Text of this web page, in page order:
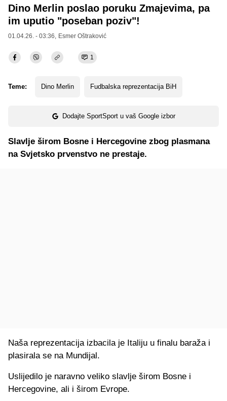
Dino Merlin poslao poruku Zmajevima, pa
im uputio "poseban poziv"!
01.04.26. - 03:36, Esmer Oštraković
1
Teme: Dino Merlin Fudbalska reprezentacija BiH
Dodajte SportSport u vaš Google izbor
Slavlje širom Bosne i Hercegovine zbog plasmana
na Svjetsko prvenstvo ne prestaje.
Naša reprezentacija izbacila je Italiju u finalu baraža i
plasirala se na Mundijal.
Uslijedilo je naravno veliko slavlje širom Bosne i
Hercegovine, ali i širom Evrope.